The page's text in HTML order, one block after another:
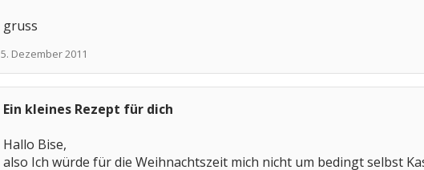
gruss
5. Dezember 2011
Ein kleines Rezept für dich
Hallo Bise,
also Ich würde für die Weihnachtszeit mich nicht um bedingt selbst